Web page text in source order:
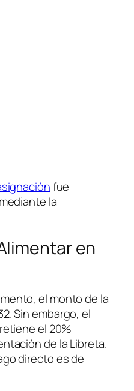
fue
la
en
el monto de la
Sin embargo, el
el 20%
de la Libreta.
directo es de